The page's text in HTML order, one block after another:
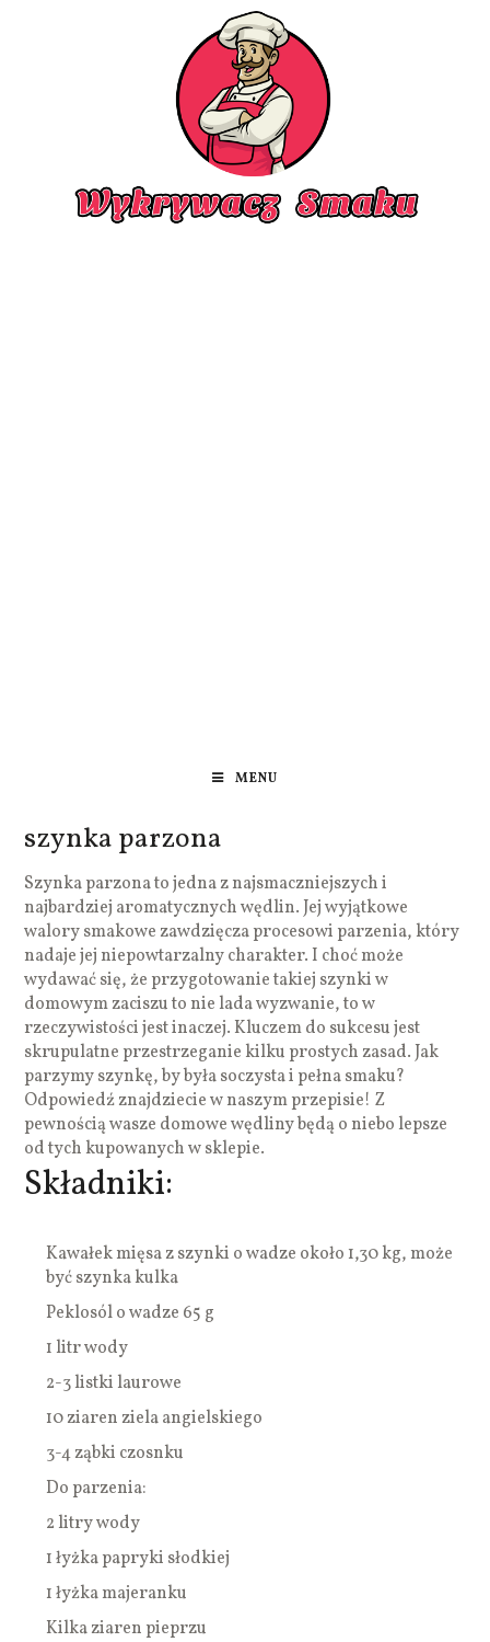
MENU
szynka parzona
Szynka parzona to jedna z najsmaczniejszych i
najbardziej aromatycznych wędlin. Jej wyjątkowe
walory smakowe zawdzięcza procesowi parzenia, który
nadaje jej niepowtarzalny charakter. I choć może
wydawać się, że przygotowanie takiej szynki w
domowym zaciszu to nie lada wyzwanie, to w
rzeczywistości jest inaczej. Kluczem do sukcesu jest
skrupulatne przestrzeganie kilku prostych zasad. Jak
parzymy szynkę, by była soczysta i pełna smaku?
Odpowiedź znajdziecie w naszym przepisie! Z
pewnością wasze domowe wędliny będą o niebo lepsze
od tych kupowanych w sklepie.
Składniki:
Kawałek mięsa z szynki o wadze około 1,30 kg, może
być szynka kulka
Peklosól o wadze 65 g
1 litr wody
2-3 listki laurowe
10 ziaren ziela angielskiego
3-4 ząbki czosnku
Do parzenia:
2 litry wody
1 łyżka papryki słodkiej
1 łyżka majeranku
Kilka ziaren pieprzu